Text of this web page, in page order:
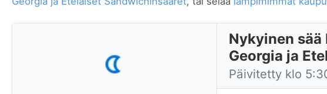
Nykyinen sää
Georgia ja
Päivitetty klo